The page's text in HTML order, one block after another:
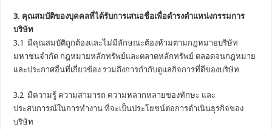
3. คุณสมบัติของบุคคลที่ได้รับการเสนอชื่อเพื่อดำรงตำแหน่งกรรมการ
บริษัท
3.1 มีคุณสมบัติถูกต้องและไม่มีลักษณะต้องห้ามตามกฎหมายบริษัท
มหาชนจำกัด กฎหมายหลักทรัพย์และตลาดหลักทรัพย์ ตลอดจนกฎหมาย
และประกาศอื่นที่เกี่ยวข้อง รวมถึงการกำกับดูแลกิจการที่ดีของบริษัท
3.2 มีความรู้ ความสามารถ ความหลากหลายของทักษะ และ
ประสบการณ์ในการทำงาน ที่จะเป็นประโยชน์ต่อการดำเนินธุรกิจของ
บริษัท